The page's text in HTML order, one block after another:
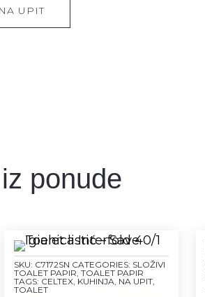
UPIT
ponude
SKU: C7172SN CATEGORIES: SLOŽIVI
TOALET PAPIR TOALET PAPIR
TAGS: CELTEX,KUHINJA NA UPIT,
TOALET